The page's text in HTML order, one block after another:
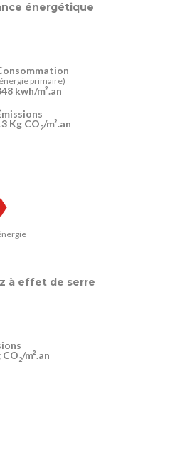
énergétique
primaire)
kwh/m².an
Kg CO2/m².an
à effet de serre
CO2/m².an